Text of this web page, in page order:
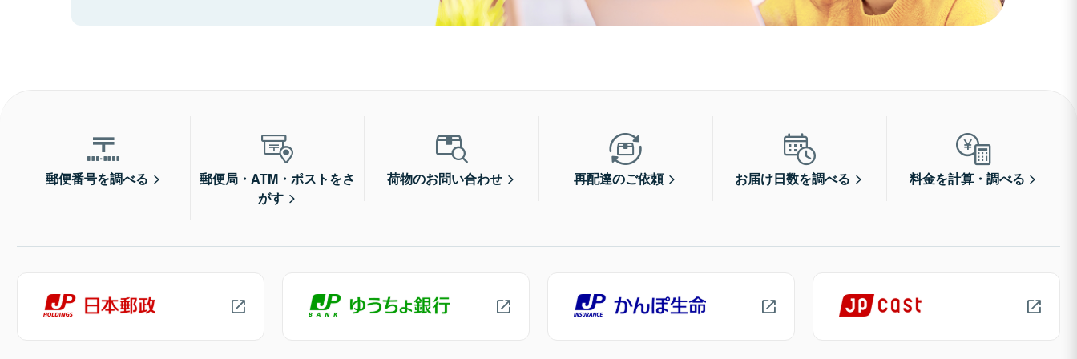
郵便番号を調べる
郵便局・ATM・ポストをさ
がす
荷物のお問い合わせ 再配達のご依頼 お届け日数を調べる 料金を計算・調べる